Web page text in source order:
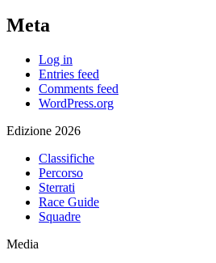
Meta
Log in
Entries feed
Comments feed
WordPress.org
Edizione 2026
Classifiche
Percorso
Sterrati
Race Guide
Squadre
Media